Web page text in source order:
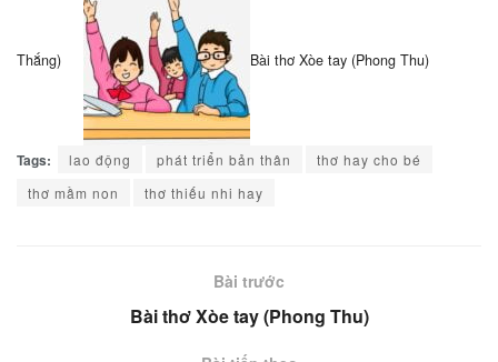
Thắng) Bài thơ Xòe tay (Phong Thu)
Tags: lao động phát triển bản thân
thơ hay cho bé
thơ mầm non
thơ thiếu nhi hay
Bài trước
Bài thơ Xòe tay (Phong Thu)